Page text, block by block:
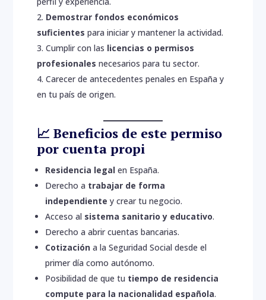
Demostrar fondos económicos
suficientes para iniciar y mantener la actividad.
Cumplir con las licencias o permisos
profesionales necesarios para tu sector.
Carecer de antecedentes penales en España y
en tu país de origen.
📈 Beneficios de este permiso
por cuenta propi
Residencia legal en España.
Derecho a trabajar de forma
independiente y crear tu negocio.
Acceso al sistema sanitario y educativo.
Derecho a abrir cuentas bancarias.
Cotización a la Seguridad Social desde el
primer día como autónomo.
Posibilidad de que tu tiempo de residencia
compute para la nacionalidad española.